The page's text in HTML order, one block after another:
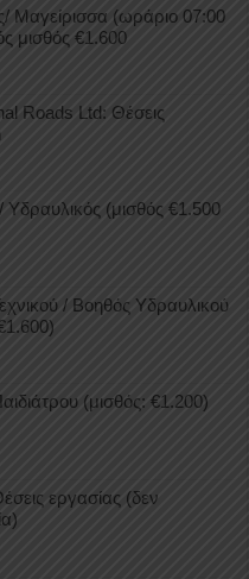
Μαγείρισσα (ωράριο 07:00
μισθός €1.600
Roads Ltd: Θέσεις
/ Υδραυλικός (μισθός €1.500
/ Βοηθός Υδραυλικού
(μισθός: €1.200)
εργασίας (δεν